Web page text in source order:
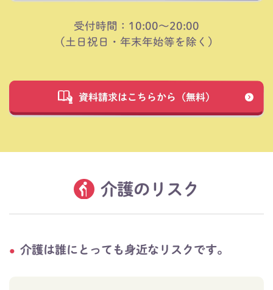
受付時間：10:00～20:00
（土日祝日・年末年始等を除く）
資料請求はこちらから（無料）
介護のリスク
介護は誰にとっても身近なリスクです。